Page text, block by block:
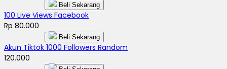
Beli Sekarang
100 Live Views Facebook
Rp 80.000
Beli Sekarang
Akun Tiktok 1000 Followers Random
120.000